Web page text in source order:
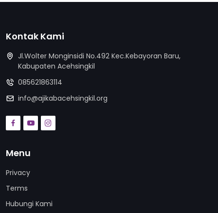
Kontak Kami
Jl.Wolter Monginsidi No.492 Kec.Kebayoran Baru,
Kabupaten Acehsingkil
085621863114
info@ajikabacehsingkil.org
Menu
Privacy
Terms
Hubungi Kami